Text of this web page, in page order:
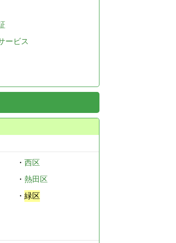
ービス
・ 西区
・ 熱田区
・ 緑区